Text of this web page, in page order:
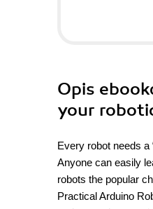
Opis
your
Every robot needs a
Anyone can easily
robots the popular
Practical Arduino